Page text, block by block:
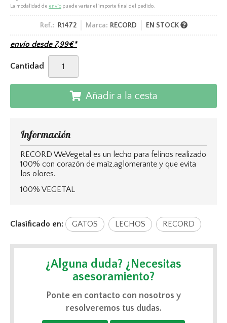
La modalidad de envío puede variar el importe final del pedido.
Ref.: R1472 Marca: RECORD EN STOCK
envío desde 7,99€*
Cantidad
Añadir a la cesta
Información
RECORD WeVegetal es un lecho para felinos realizado
100% con corazón de maíz,aglomerante y que evita
los olores.
100% VEGETAL
Clasificado en: GATOS LECHOS RECORD
¿Alguna duda? ¿Necesitas
asesoramiento?
Ponte en contacto con nosotros y
resolveremos tus dudas.